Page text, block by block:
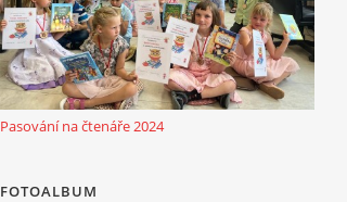
Pasování na čtenáře 2024
FOTOALBUM